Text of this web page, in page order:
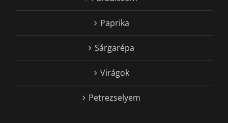
Paprika
Sárgarépa
Virágok
Petrezselyem